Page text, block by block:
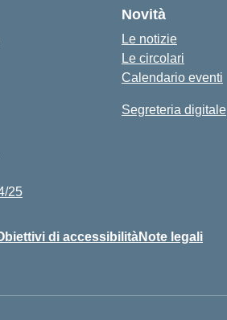
25
Novità
Le notizie
Le circolari
Calendario eventi
Segreteria digitale
di accessibilitàNote legali